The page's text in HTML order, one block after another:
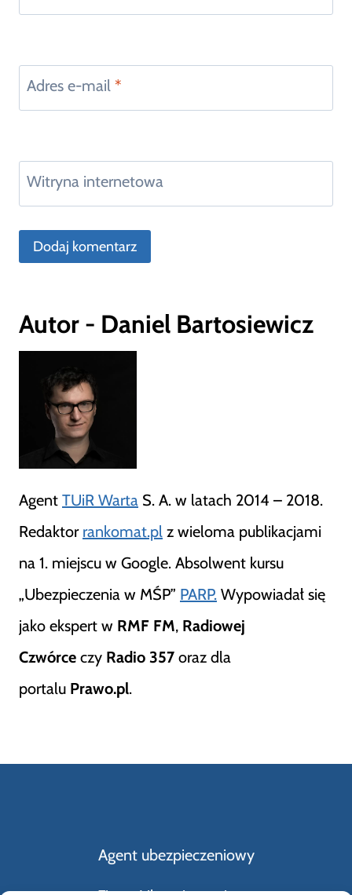
Adres e-mail *
Witryna internetowa
Autor - Daniel Bartosiewicz
Agent TUiR Warta S. A. w latach 2014 – 2018.
Redaktor rankomat.pl z wieloma publikacjami
na 1. miejscu w Google. Absolwent kursu
„Ubezpieczenia w MŚP” PARP. Wypowiadał się
jako ekspert w RMF FM, Radiowej
Czwórce czy Radio 357 oraz dla
portalu Prawo.pl.
Agent ubezpieczeniowy